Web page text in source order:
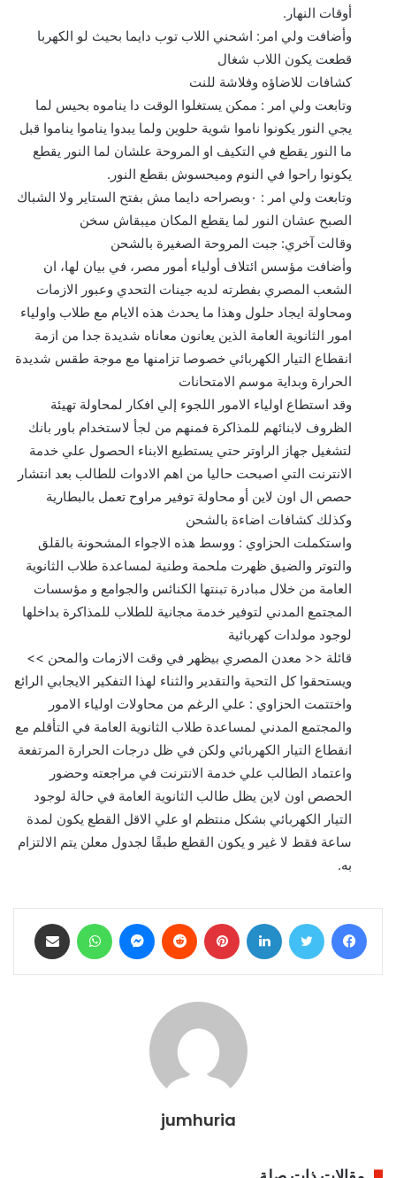
أوقات النهار.
⁠وأضافت ولي امر: اشحني اللاب توب دايما بحيث لو الكهربا
قطعت يكون اللاب شغال
كشافات للاضاؤه وفلاشة للنت
وتابعت ولي امر : ممكن يستغلوا الوقت دا يناموه بحيس لما
يجي النور يكونوا ناموا شوية حلوين ولما يبدوا يناموا يناموا قبل
ما النور يقطع في التكيف او المروحة علشان لما النور يقطع
يكونوا راحوا في النوم وميحسوش بقطع النور.
وتابعت ولي امر : ٠وبصراحه دايما مش بفتح الستاير ولا الشباك
الصبح عشان النور لما يقطع المكان ميبقاش سخن
وقالت آخري: جبت المروحة الصغيرة بالشحن
وأضافت مؤسس ائتلاف أولياء أمور مصر، في بيان لها، ان
الشعب المصري بفطرته لديه جينات التحدي وعبور الازمات
ومحاولة ايجاد حلول وهذا ما يحدث هذه الايام مع طلاب واولياء
امور الثانوية العامة الذين يعانون معاناه شديدة جدا من ازمة
انقطاع التيار الكهربائي خصوصا تزامنها مع موجة طقس شديدة
الحرارة وبداية موسم الامتحانات
وقد استطاع اولياء الامور اللجوء إلي افكار لمحاولة تهيئة
الظروف لابنائهم للمذاكرة فمنهم من لجأ لاستخدام باور بانك
لتشغيل جهاز الراوتر حتي يستطيع الابناء الحصول علي خدمة
الانترنت التي اصبحت حاليا من اهم الادوات للطالب بعد انتشار
حصص ال اون لاين أو محاولة توفير مراوح تعمل بالبطارية
وكذلك كشافات اضاءة بالشحن
واستكملت الحزاوي : ووسط هذه الاجواء المشحونة بالقلق
والتوتر والضيق ظهرت ملحمة وطنية لمساعدة طلاب الثانوية
العامة من خلال مبادرة تبنتها الكنائس والجوامع و مؤسسات
المجتمع المدني لتوفير خدمة مجانية للطلاب للمذاكرة بداخلها
لوجود مولدات كهربائية
قائلة << معدن المصري بيظهر في وقت الازمات والمحن >>
ويستحقوا كل التحية والتقدير والثناء لهذا التفكير الايجابي الرائع
واختتمت الحزاوي : علي الرغم من محاولات اولياء الامور
والمجتمع المدني لمساعدة طلاب الثانوية العامة في التأقلم مع
انقطاع التيار الكهربائي ولكن في ظل درجات الحرارة المرتفعة
واعتماد الطالب علي خدمة الانترنت في مراجعته وحضور
الحصص اون لاين يظل طالب الثانوية العامة في حالة لوجود
التيار الكهربائي بشكل منتظم او علي الاقل القطع يكون لمدة
ساعة فقط لا غير و يكون القطع طبقًا لجدول معلن يتم الالتزام
به.
فيسبوك تويتر لينكدإن بينتيريست ماسنجر واتساب
jumhuria